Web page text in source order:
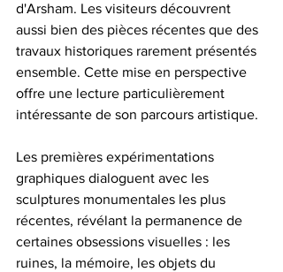
d'Arsham. Les visiteurs découvrent
aussi bien des pièces récentes que des
travaux historiques rarement présentés
ensemble. Cette mise en perspective
offre une lecture particulièrement
intéressante de son parcours artistique.
Les premières expérimentations
graphiques dialoguent avec les
sculptures monumentales les plus
récentes, révélant la permanence de
certaines obsessions visuelles : les
ruines, la mémoire, les objets du